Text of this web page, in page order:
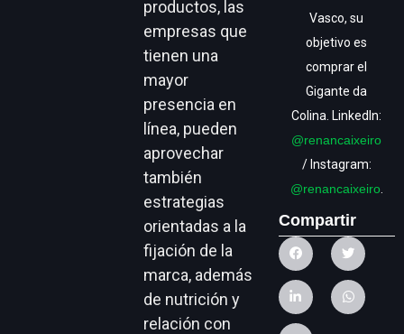
productos, las
empresas que
tienen una
mayor
presencia en
línea, pueden
aprovechar
también
estrategias
orientadas a la
fijación de la
marca, además
de nutrición y
relación con
Vasco, su
objetivo es
comprar el
Gigante da
Colina. LinkedIn:
@renancaixeiro
/ Instagram:
@renancaixeiro.
Compartir